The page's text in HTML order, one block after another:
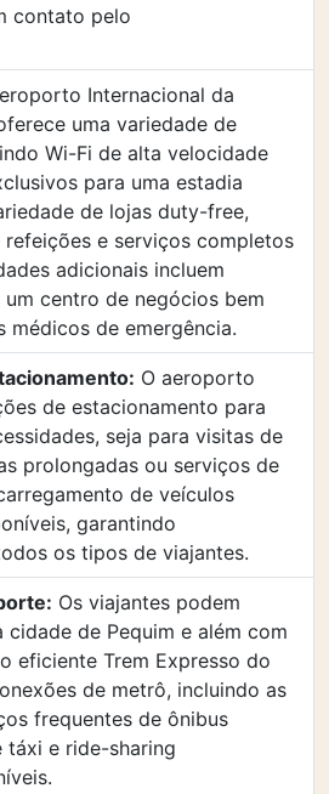
contato pelo
Internacional da
uma variedade de
Wi-Fi de alta velocidade
para uma estadia
de lojas duty-free,
e serviços completos
adicionais incluem
centro de negócios bem
médicos de emergência.
O aeroporto
de estacionamento para
seja para visitas de
prolongadas ou serviços de
de veículos
garantindo
os tipos de viajantes.
Os viajantes podem
de Pequim e além com
eficiente Trem Expresso do
de metrô, incluindo as
frequentes de ônibus
táxi e ride-sharing